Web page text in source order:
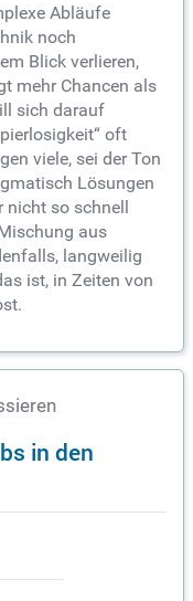
Abläufe
noch
Blick verlieren,
mehr Chancen als
sich darauf
oft
viele, sei der Ton
Lösungen
so schnell
aus
langweilig
ist, in Zeiten von
in den